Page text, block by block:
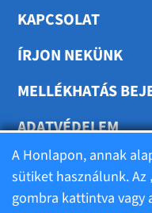
KAPCSOLAT
ÍRJON NEKÜNK
MELLÉKHATÁS
ADATVÉDELEM
SÜTIK BEÁLLÍTÁSA
A Honlapon, annak
sütiket használunk.
gombra kattintva vagy